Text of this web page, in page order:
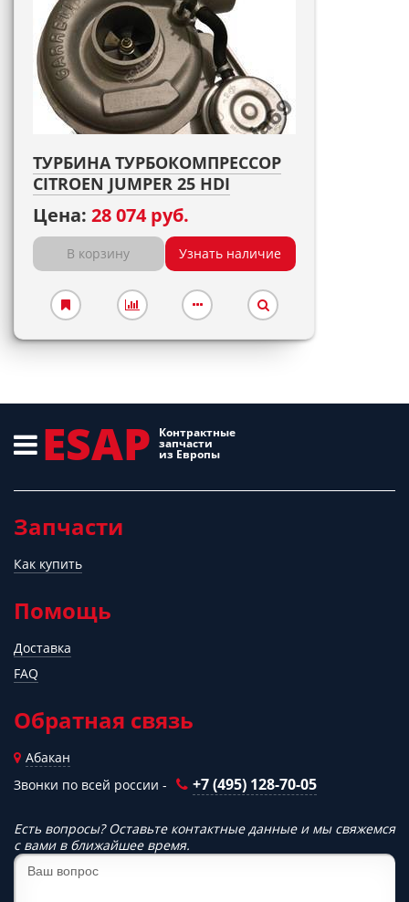
ТУРБИНА ТУРБОКОМПРЕССОР
CITROEN JUMPER 25 HDI
Цена: 28 074 руб.
В корзину Узнать наличие
ESAP Контрактные
запчасти
из Европы
Запчасти
Как купить
Помощь
Доставка
FAQ
Обратная связь
Абакан
Звонки по всей россии -
+7 (495) 128-70-05
Есть вопросы? Оставьте контактные данные и мы свяжемся
с вами в ближайшее время.